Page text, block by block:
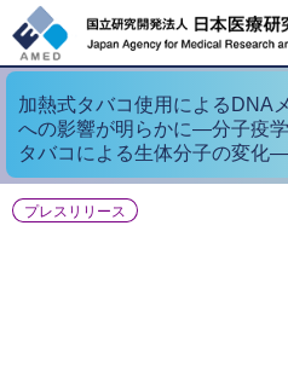
加熱式タバコ使用によるDNA
への影響が明らかに―分子疫
タバコによる生体分子の変化―
プレスリリース